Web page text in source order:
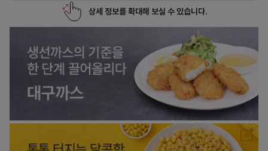
상세 정보를 확대해 보실 수 있습니다.